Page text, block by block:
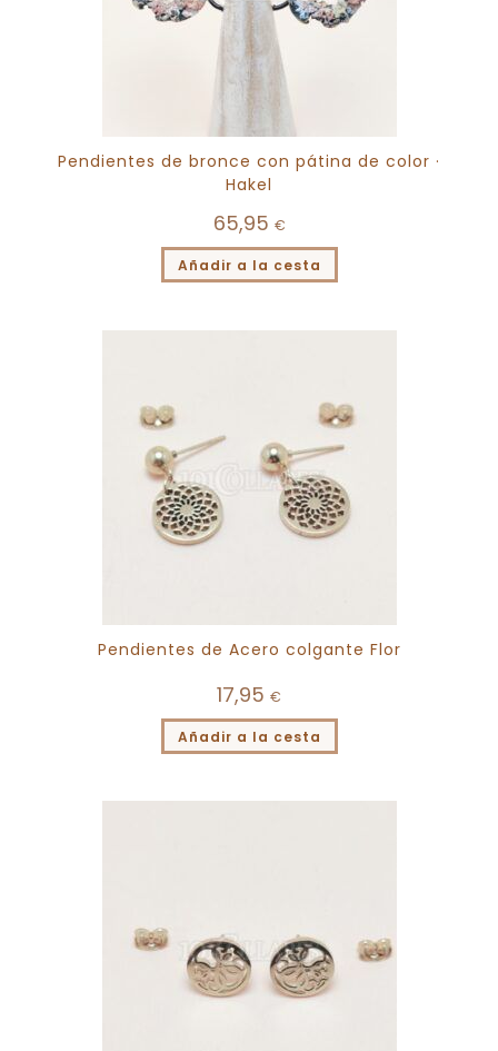
Pendientes de bronce con pátina de color ·
Hakel
65,95 €
Añadir a la cesta
Pendientes de Acero colgante Flor
17,95 €
Añadir a la cesta